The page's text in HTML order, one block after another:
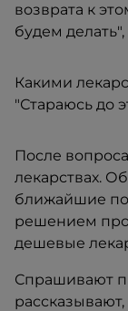
возврата к
будем
Какими
"Стараюсь до
После
лекарствах.
ближайшие
решением
дешевые
Спрашивают